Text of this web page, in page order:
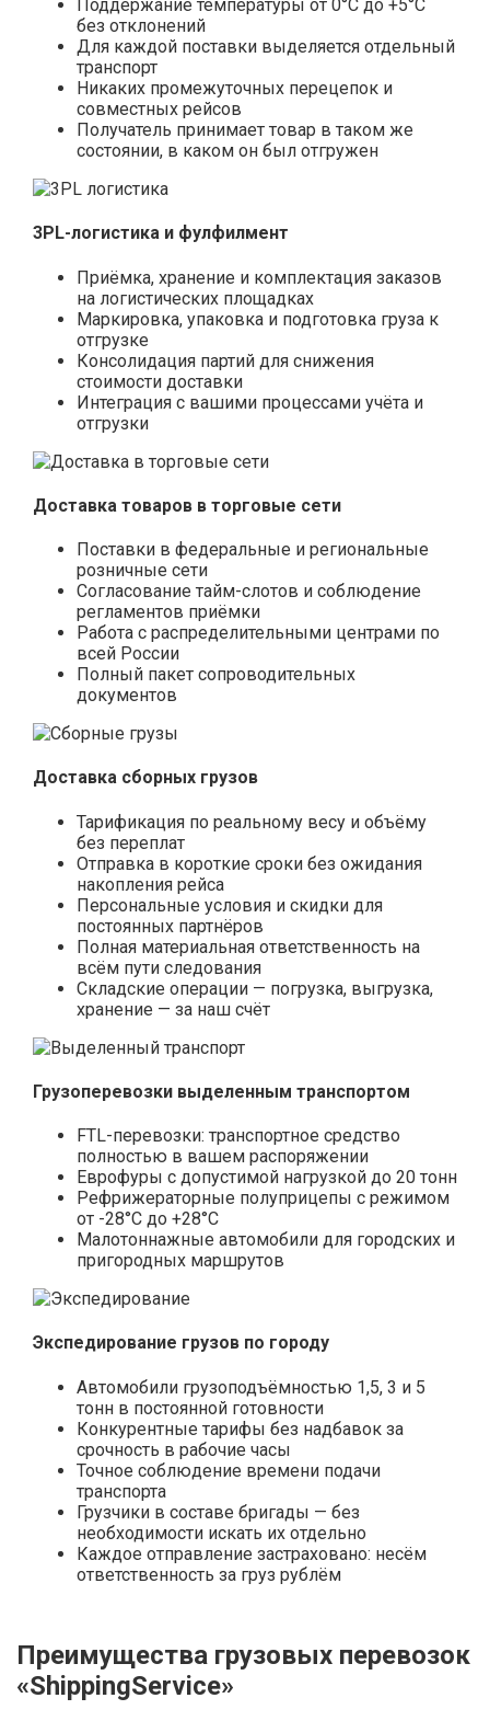
Поддержание температуры от 0°С до +5°С
без отклонений
Для каждой поставки выделяется отдельный
транспорт
Никаких промежуточных перецепок и
совместных рейсов
Получатель принимает товар в таком же
состоянии, в каком он был отгружен
3PL-логистика и фулфилмент
Приёмка, хранение и комплектация заказов
на логистических площадках
Маркировка, упаковка и подготовка груза к
отгрузке
Консолидация партий для снижения
стоимости доставки
Интеграция с вашими процессами учёта и
отгрузки
Доставка товаров в торговые сети
Поставки в федеральные и региональные
розничные сети
Согласование тайм-слотов и соблюдение
регламентов приёмки
Работа с распределительными центрами по
всей России
Полный пакет сопроводительных
документов
Доставка сборных грузов
Тарификация по реальному весу и объёму
без переплат
Отправка в короткие сроки без ожидания
накопления рейса
Персональные условия и скидки для
постоянных партнёров
Полная материальная ответственность на
всём пути следования
Складские операции — погрузка, выгрузка,
хранение — за наш счёт
Грузоперевозки выделенным транспортом
FTL-перевозки: транспортное средство
полностью в вашем распоряжении
Еврофуры с допустимой нагрузкой до 20 тонн
Рефрижераторные полуприцепы с режимом
от -28°С до +28°С
Малотоннажные автомобили для городских и
пригородных маршрутов
Экспедирование грузов по городу
Автомобили грузоподъёмностью 1,5, 3 и 5
тонн в постоянной готовности
Конкурентные тарифы без надбавок за
срочность в рабочие часы
Точное соблюдение времени подачи
транспорта
Грузчики в составе бригады — без
необходимости искать их отдельно
Каждое отправление застраховано: несём
ответственность за груз рублём
Преимущества грузовых перевозок
«ShippingService»